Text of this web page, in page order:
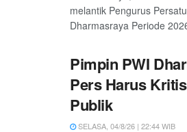
melantik Pengurus
Dharmasraya Periode
Pimpin PWI
Pers Harus
Publik
SELASA, 04/8/26 | 22:44 WIB